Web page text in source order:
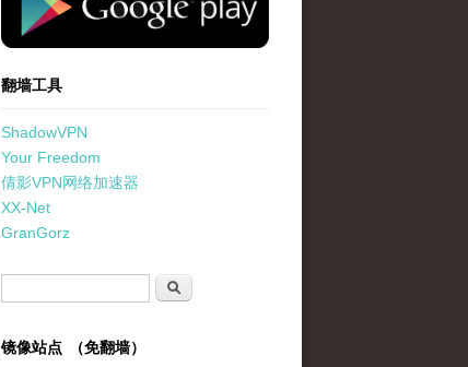
翻墙工具
ShadowVPN
Your Freedom
倩影VPN网络加速器
XX-Net
GranGorz
搜索
镜像站点 （免翻墙）